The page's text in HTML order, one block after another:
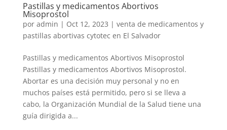
Pastillas y medicamentos Abortivos
Misoprostol
por admin | Oct 12, 2023 | venta de medicamentos y
pastillas abortivas cytotec en El Salvador
Pastillas y medicamentos Abortivos Misoprostol
Pastillas y medicamentos Abortivos Misoprostol.
Abortar es una decisión muy personal y no en
muchos países está permitido, pero si se lleva a
cabo, la Organización Mundial de la Salud tiene una
guía dirigida a...